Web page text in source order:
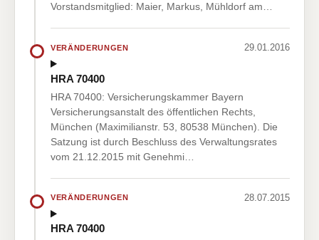
Vorstandsmitglied: Maier, Markus, Mühldorf am…
VERÄNDERUNGEN 29.01.2016
HRA 70400
HRA 70400: Versicherungskammer Bayern
Versicherungsanstalt des öffentlichen Rechts,
München (Maximilianstr. 53, 80538 München). Die
Satzung ist durch Beschluss des Verwaltungsrates
vom 21.12.2015 mit Genehmi…
VERÄNDERUNGEN 28.07.2015
HRA 70400